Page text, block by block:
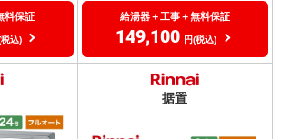
料保証
税込)
給湯器＋工事＋無料保証
149,100 円(税込)
据置